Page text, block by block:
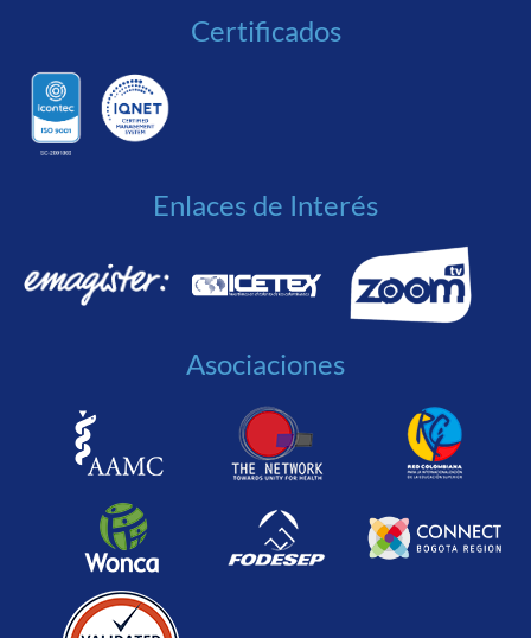
Certificados
Enlaces de Interés
Asociaciones